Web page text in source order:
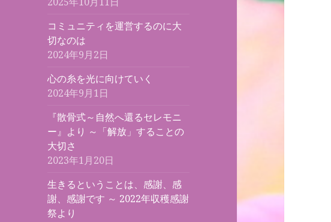
コミュニティを運営するのに大
切なのは
2024年9月2日
心の糸を光に向けていく
2024年9月1日
『散骨式～自然へ還るセレモニ
ー』より ～「解放」することの
大切さ
2023年1月20日
生きるということは、感謝、感
謝、感謝です ～ 2022年収穫感謝
祭より